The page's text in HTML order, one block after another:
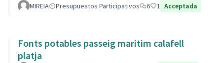
MIREIA Presupuestos Participativos 6 1 Acceptada
Fonts potables passeig maritim calafell
platja